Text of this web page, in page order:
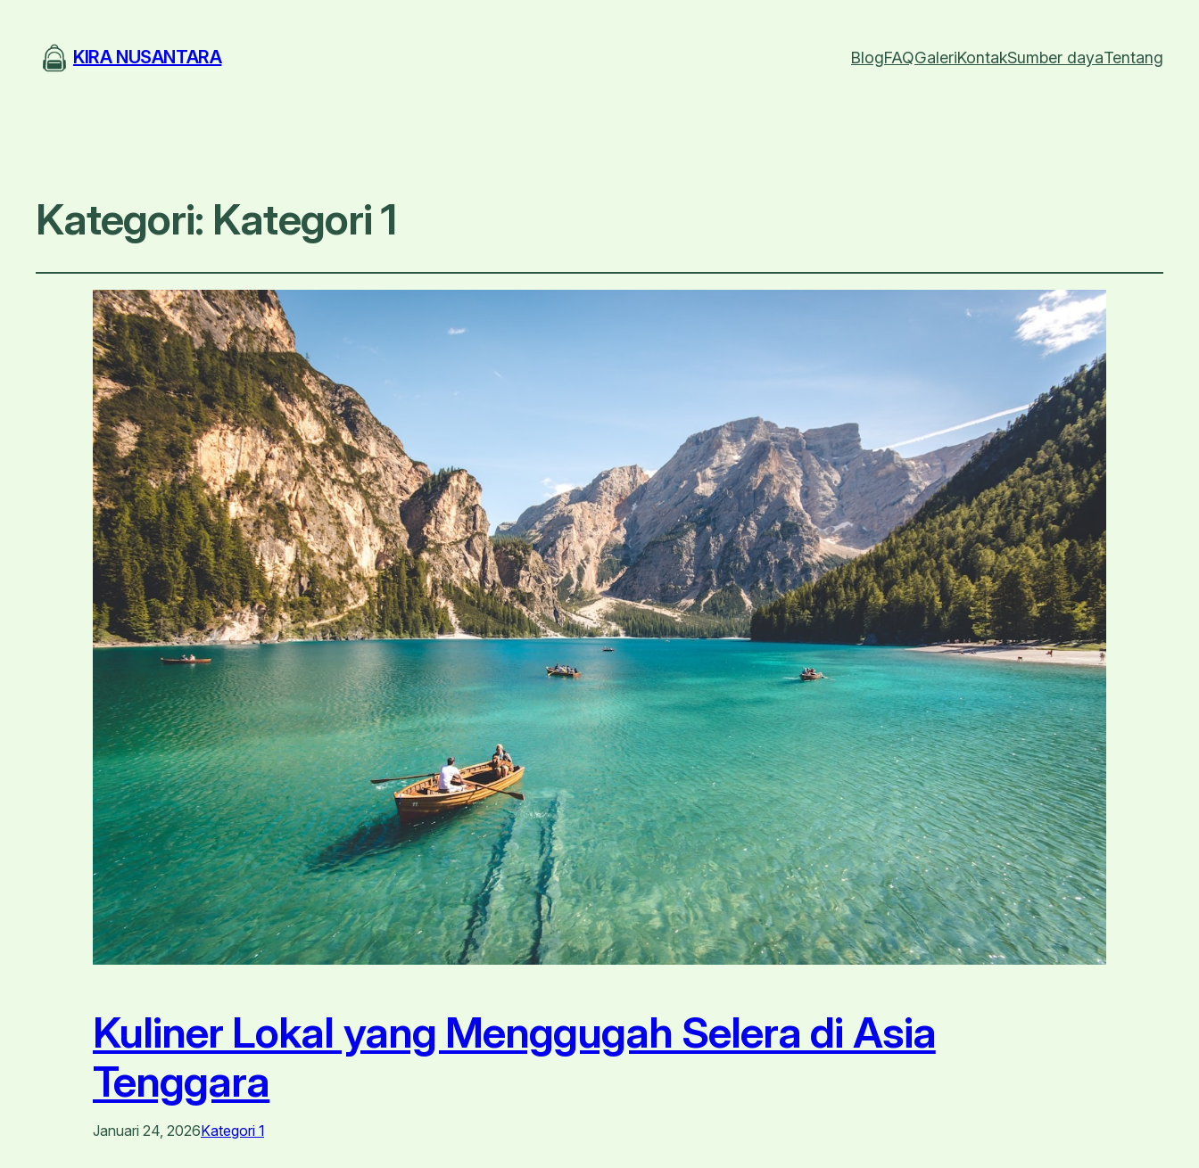
KIRA NUSANTARA BlogFAQGaleriKontakSumber dayaTentang
Kategori: Kategori 1
Kuliner Lokal yang Menggugah Selera di Asia
Tenggara
Januari 24, 2026Kategori 1